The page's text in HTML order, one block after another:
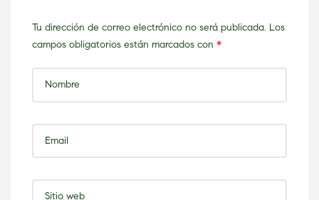
Tu dirección de correo electrónico no será publicada. Los
campos obligatorios están marcados con *